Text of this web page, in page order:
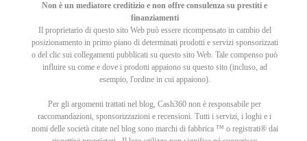
Non è un mediatore creditizio e non offre consulenza su prestiti e
finanziamenti
Il proprietario di questo sito Web può essere ricompensato in cambio del
posizionamento in primo piano di determinati prodotti e servizi sponsorizzati
o del clic sui collegamenti pubblicati su questo sito Web. Tale compenso può
influire su come e dove i prodotti appaiono su questo sito (incluso, ad
esempio, l'ordine in cui appaiono).
Per gli argomenti trattati nel blog, Cash360 non è responsabile per
raccomandazioni, sponsorizzazioni e recensioni. Tutti i servizi, i loghi e i
nomi delle società citate nel blog sono marchi di fabbrica ™ o registrati® dai